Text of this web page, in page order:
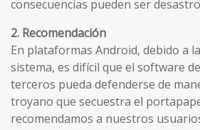
consecuencias pueden ser
2. Recomendación
En plataformas Android, debido a
sistema, es difícil que el software
terceros pueda defenderse de
troyano que secuestra el
recomendamos a nuestros